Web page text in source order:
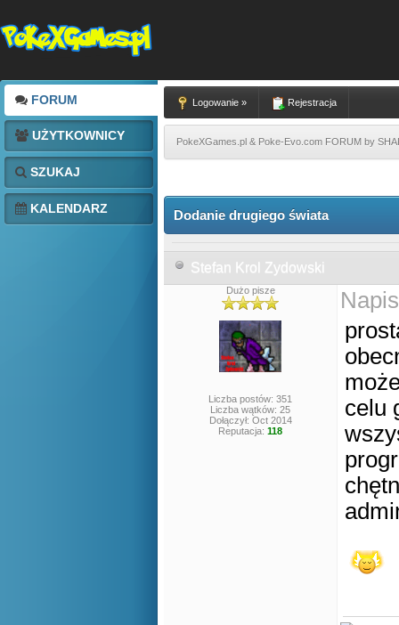
FORUM
UŻYTKOWNICY
SZUKAJ
KALENDARZ
Logowanie » Rejestracja
PokeXGames.pl & Poke-Evo.com FORUM by
Dodanie drugiego świata
Stefan Krol Zydowski
Dużo pisze
Liczba postów: 351
Liczba wątków: 25
Dołączył: Oct 2014
Reputacja: 118
celu